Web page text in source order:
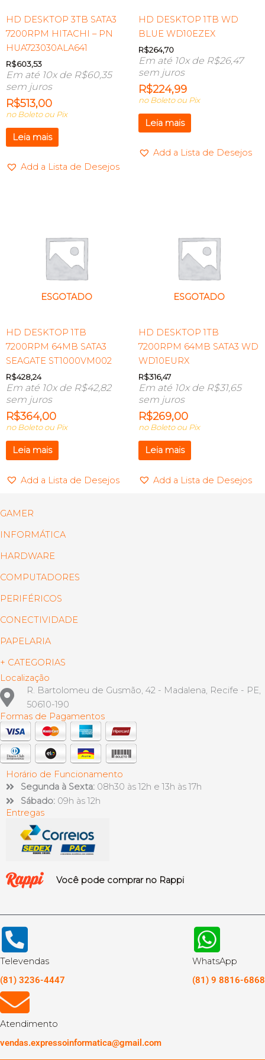
HD DESKTOP 3TB SATA3
7200RPM HITACHI – PN
HUA723030ALA641
R$603,53
Em até 10x de R$60,35
sem juros
R$513,00
no Boleto ou Pix
Leia mais
Add a Lista de Desejos
HD DESKTOP 1TB WD
BLUE WD10EZEX
R$264,70
Em até 10x de R$26,47
sem juros
R$224,99
no Boleto ou Pix
Leia mais
Add a Lista de Desejos
ESGOTADO
HD DESKTOP 1TB
7200RPM 64MB SATA3
SEAGATE ST1000VM002
R$428,24
Em até 10x de R$42,82
sem juros
R$364,00
no Boleto ou Pix
Leia mais
Add a Lista de Desejos
ESGOTADO
HD DESKTOP 1TB
7200RPM 64MB SATA3 WD
WD10EURX
R$316,47
Em até 10x de R$31,65
sem juros
R$269,00
no Boleto ou Pix
Leia mais
Add a Lista de Desejos
GAMER
INFORMÁTICA
HARDWARE
COMPUTADORES
PERIFÉRICOS
CONECTIVIDADE
PAPELARIA
+ CATEGORIAS
Localização
R. Bartolomeu de Gusmão, 42 - Madalena, Recife - PE,
50610-190
Formas de Pagamentos
Horário de Funcionamento
Segunda à Sexta: 08h30 às 12h e 13h às 17h
Sábado: 09h às 12h
Entregas
Você pode comprar no Rappi
Televendas
(81) 3236-4447
WhatsApp
(81) 9 8816-6868
Atendimento
vendas.expressoinformatica@gmail.com